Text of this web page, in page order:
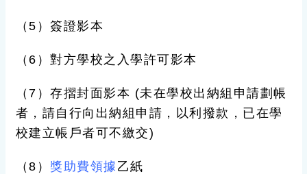
（5）簽證影本
（6）對方學校之入學許可影本
（7）存摺封面影本 (未在學校出納組申請劃帳
者，請自行向出納組申請，以利撥款，已在學
校建立帳戶者可不繳交)
（8） 獎助費領據 乙紙